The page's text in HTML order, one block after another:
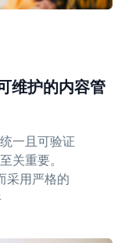
维护的内容管
一且可验证
关重要。
采用严格的